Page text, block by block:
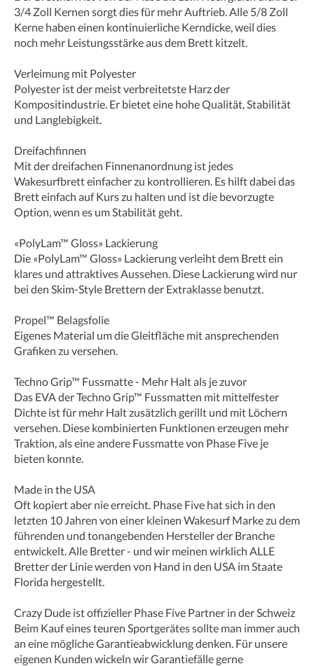
3/4 Zoll Kernen sorgt dies für mehr Auftrieb. Alle 5/8 Zoll
Kerne haben einen kontinuierliche Kerndicke, weil dies
noch mehr Leistungsstärke aus dem Brett kitzelt.
Verleimung mit Polyester
Polyester ist der meist verbreitetste Harz der
Kompositindustrie. Er bietet eine hohe Qualität, Stabilität
und Langlebigkeit.
Dreifachfinnen
Mit der dreifachen Finnenanordnung ist jedes
Wakesurfbrett einfacher zu kontrollieren. Es hilft dabei das
Brett einfach auf Kurs zu halten und ist die bevorzugte
Option, wenn es um Stabilität geht.
«PolyLam™ Gloss» Lackierung
Die «PolyLam™ Gloss» Lackierung verleiht dem Brett ein
klares und attraktives Aussehen. Diese Lackierung wird nur
bei den Skim-Style Brettern der Extraklasse benutzt.
Propel™ Belagsfolie
Eigenes Material um die Gleitfläche mit ansprechenden
Grafiken zu versehen.
Techno Grip™ Fussmatte - Mehr Halt als je zuvor
Das EVA der Techno Grip™ Fussmatten mit mittelfester
Dichte ist für mehr Halt zusätzlich gerillt und mit Löchern
versehen. Diese kombinierten Funktionen erzeugen mehr
Traktion, als eine andere Fussmatte von Phase Five je
bieten konnte.
Made in the USA
Oft kopiert aber nie erreicht. Phase Five hat sich in den
letzten 10 Jahren von einer kleinen Wakesurf Marke zu dem
führenden und tonangebenden Hersteller der Branche
entwickelt. Alle Bretter - und wir meinen wirklich ALLE
Bretter der Linie werden von Hand in den USA im Staate
Florida hergestellt.
Crazy Dude ist offizieller Phase Five Partner in der Schweiz
Beim Kauf eines teuren Sportgerätes sollte man immer auch
an eine mögliche Garantieabwicklung denken. Für unsere
eigenen Kunden wickeln wir Garantiefälle gerne